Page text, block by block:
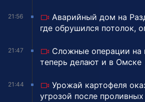
21:56
Аварийный дом на
где обрушился потолок,
21:47
Сложные операции на
теперь делают и в Омске
21:44
Урожай картофеля
угрозой после